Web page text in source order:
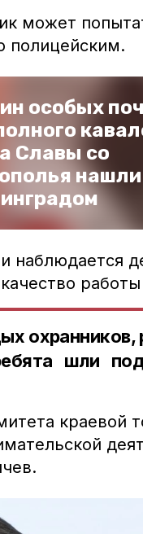
может
полицейским.
особых
Славы со
наблюдается
охранников,
шли
краевой